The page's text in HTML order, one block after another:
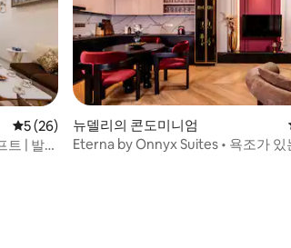
평점 5점(5점 만점), 후기 26개
5 (26)
트 | 발코
뉴델리의 콘도미니엄
Eterna by Onnyx Suites • 욕조가 있